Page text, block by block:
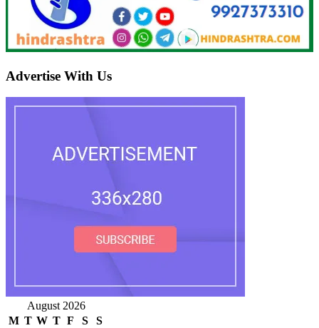
Advertise With Us
August 2026
M T W T F S
S